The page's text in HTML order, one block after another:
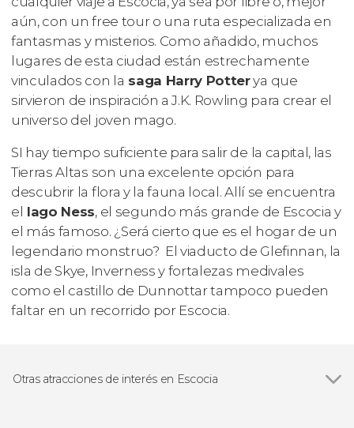
aún, con un free tour o una ruta especializada en
fantasmas y misterios. Como añadido, muchos
lugares de esta ciudad están estrechamente
vinculados con la saga Harry Potterya que
sirvieron de inspiración a J.K. Rowling para crear el
universo del joven mago.
SI hay tiempo suficiente para salir de la capital, las
Tierras Altas son una excelente opción para
descubrir la flora y la fauna local. Allí se encuentra
el lago Ness, el segundo más grande de Escocia y
el más famoso. ¿Será cierto que es el hogar de un
legendario monstruo? El viaducto de Glefinnan, la
isla de Skye, Inverness y fortalezas medivales
como el castillo de Dunnottar tampoco pueden
faltar en un recorrido por Escocia.
Otras atracciones de interés en Escocia